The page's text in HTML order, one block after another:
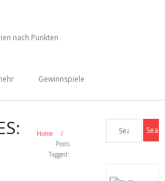
nach Punkten
Gewinnspiele
Home
/
Posts
Tagged: